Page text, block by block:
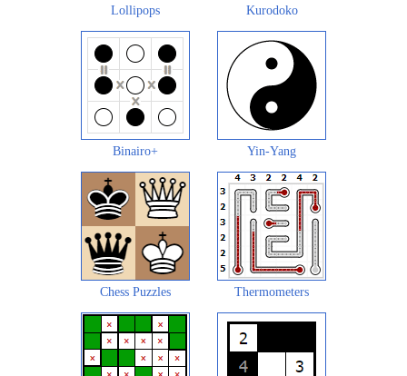
Lollipops Kurodoko
Binairo+ Yin-Yang
Chess Puzzles Thermometers